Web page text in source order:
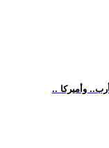
وأميركا